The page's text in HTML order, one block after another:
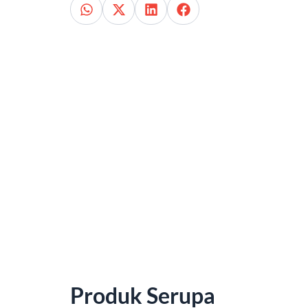
Produk Serupa